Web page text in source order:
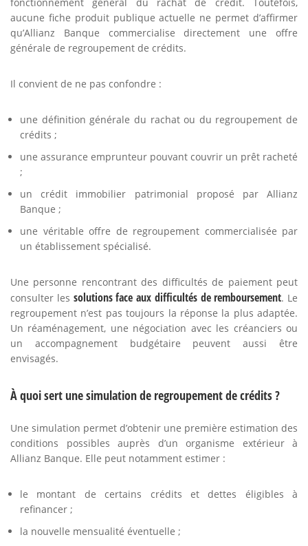
aucune fiche produit publique actuelle ne permet d’affirmer
qu’Allianz Banque commercialise directement une offre
générale de regroupement de crédits.
Il convient de ne pas confondre :
une définition générale du rachat ou du regroupement de
crédits ;
une assurance emprunteur pouvant couvrir un prêt racheté
;
un crédit immobilier patrimonial proposé par Allianz
Banque ;
une véritable offre de regroupement commercialisée par
un établissement spécialisé.
Une personne rencontrant des difficultés de paiement peut
consulter les solutions face aux difficultés de remboursement. Le
regroupement n’est pas toujours la réponse la plus adaptée.
Un réaménagement, une négociation avec les créanciers ou
un accompagnement budgétaire peuvent aussi être
envisagés.
À quoi sert une simulation de regroupement de crédits ?
Une simulation permet d’obtenir une première estimation des
conditions possibles auprès d’un organisme extérieur à
Allianz Banque. Elle peut notamment estimer :
le montant de certains crédits et dettes éligibles à
refinancer ;
la nouvelle mensualité éventuelle ;